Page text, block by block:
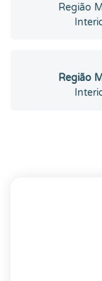
Região
Região